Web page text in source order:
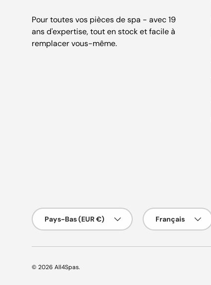
Pour toutes vos pièces de spa - avec 19
ans d'expertise, tout en stock et facile à
remplacer vous-même.
Pays/Région
Pays-Bas (EUR €)
Langue
Français
© 2026 All4Spas.